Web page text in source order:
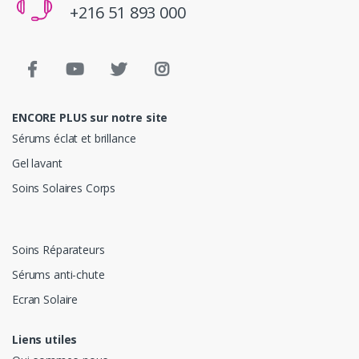
+216 51 893 000
ENCORE PLUS sur notre site
Sérums éclat et brillance
Gel lavant
Soins Solaires Corps
Soins Réparateurs
Sérums anti-chute
Ecran Solaire
Liens utiles